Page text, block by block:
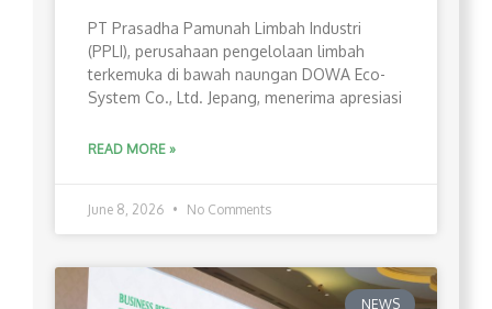
PT Prasadha Pamunah Limbah Industri
(PPLI), perusahaan pengelolaan limbah
terkemuka di bawah naungan DOWA Eco-
System Co., Ltd. Jepang, menerima apresiasi
READ MORE »
June 8, 2026 No Comments
NEWS